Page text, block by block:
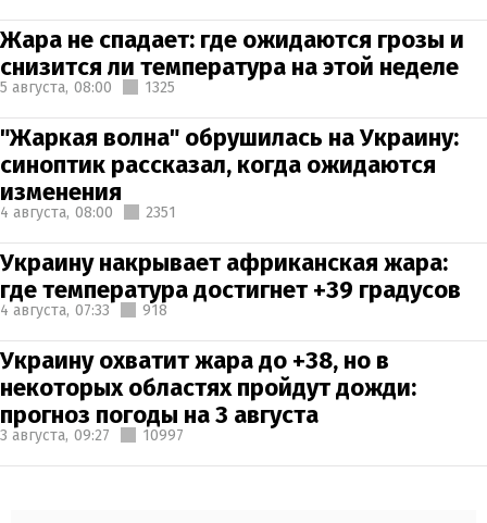
Жара не спадает: где ожидаются грозы и
снизится ли температура на этой неделе
5 августа, 08:00 1325
"Жаркая волна" обрушилась на Украину:
синоптик рассказал, когда ожидаются
изменения
4 августа, 08:00 2351
Украину накрывает африканская жара:
где температура достигнет +39 градусов
4 августа, 07:33 918
Украину охватит жара до +38, но в
некоторых областях пройдут дожди:
прогноз погоды на 3 августа
3 августа, 09:27 10997